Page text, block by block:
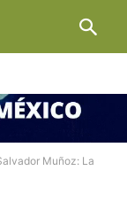
Muñoz: La